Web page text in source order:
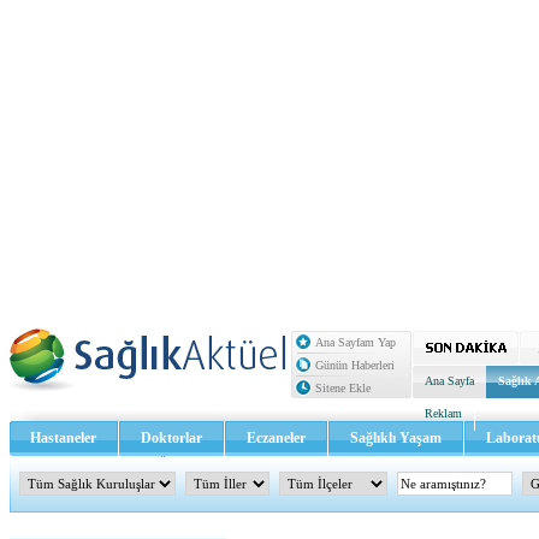
Ana Sayfam Yap
Günün Haberleri
Sitene Ekle
Ana Sayfa Sağlık
Reklam
Hastaneler Doktorlar Eczaneler Sağlıklı Yaşam
Sağlık TV - Video İletişim